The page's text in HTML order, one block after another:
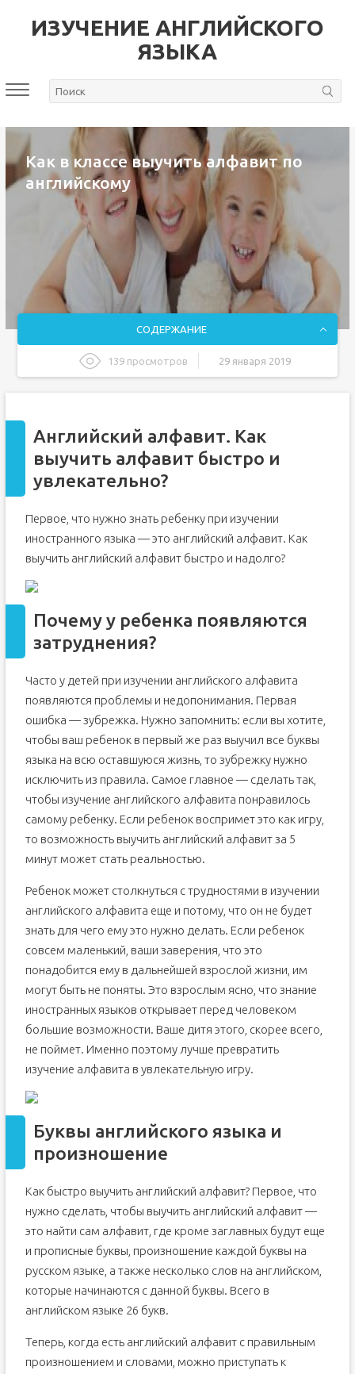
ИЗУЧЕНИЕ АНГЛИЙСКОГО
ЯЗЫКА
Как в классе выучить алфавит по
английскому
СОДЕРЖАНИЕ
139 просмотров 29 января 2019
Буквы английского языка и произношение
Учим английский алфавит при помощи прописей
Учим иностранный алфавит и поем песенки
Как быстро выучить английский алфавит
Как выучить английский алфавит взрослому
Повторение — мать учения
Игры-упражнения
Английский алфавит (English Alphabet). Буквы, звуки,
методы запоминания
Английские буквы – давайте знакомиться
Немного истории
Звуки английского языка
Методы запоминания английского алфавита
Как обучать ребенка
Совет первый
Совет третий
Английский алфавит. Как
выучить алфавит быстро и
увлекательно?
Первое, что нужно знать ребенку при изучении
иностранного языка — это английский алфавит. Как
выучить английский алфавит быстро и надолго?
Почему у ребенка появляются
затруднения?
Часто у детей при изучении английского алфавита
появляются проблемы и недопонимания. Первая
ошибка — зубрежка. Нужно запомнить: если вы хотите,
чтобы ваш ребенок в первый же раз выучил все буквы
языка на всю оставшуюся жизнь, то зубрежку нужно
исключить из правила. Самое главное — сделать так,
чтобы изучение английского алфавита понравилось
самому ребенку. Если ребенок воспримет это как игру,
то возможность выучить английский алфавит за 5
минут может стать реальностью.
Ребенок может столкнуться с трудностями в изучении
английского алфавита еще и потому, что он не будет
знать для чего ему это нужно делать. Если ребенок
совсем маленький, ваши заверения, что это
понадобится ему в дальнейшей взрослой жизни, им
могут быть не поняты. Это взрослым ясно, что знание
иностранных языков открывает перед человеком
большие возможности. Ваше дитя этого, скорее всего,
не поймет. Именно поэтому лучше превратить
изучение алфавита в увлекательную игру.
Буквы английского языка и
произношение
Как быстро выучить английский алфавит? Первое, что
нужно сделать, чтобы выучить английский алфавит —
это найти сам алфавит, где кроме заглавных будут еще
и прописные буквы, произношение каждой буквы на
русском языке, а также несколько слов на английском,
которые начинаются с данной буквы. Всего в
английском языке 26 букв.
Теперь, когда есть английский алфавит с правильным
произношением и словами, можно приступать к